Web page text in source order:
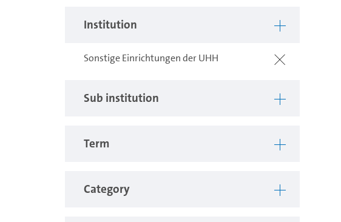
Institution
Sonstige Einrichtungen der UHH
Sub institution
Term
Category